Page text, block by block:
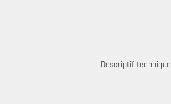
Descriptif technique